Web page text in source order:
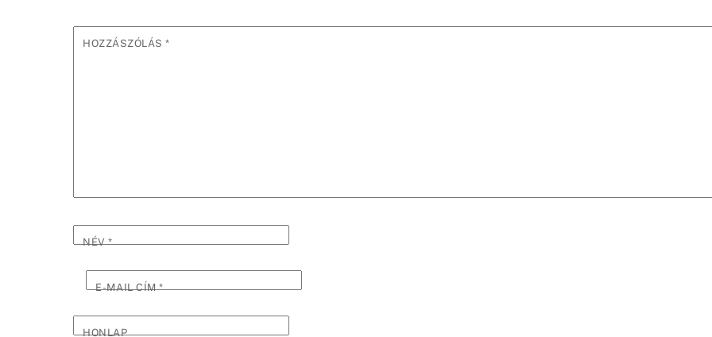
HOZZÁSZÓLÁS*
NÉV*
E-MAIL CÍM*
HONLAP